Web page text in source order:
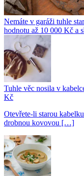
Nemáte v garáži tuhle
hodnotu až 10 000 Kč a
Tuhle věc nosila v
Kč
Otevřete-li starou
drobnou kovovou […]